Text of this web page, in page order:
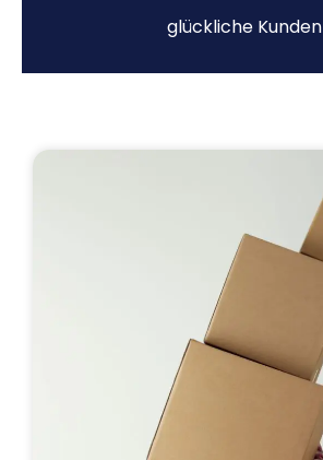
glückliche Kunden